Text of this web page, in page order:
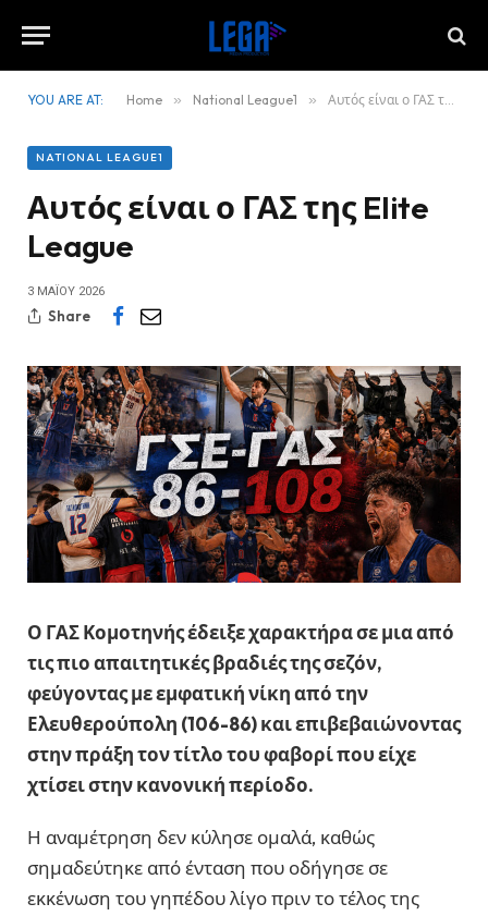
YOU ARE AT: Home » National League1 » Αυτός είναι ο ΓΑΣ της Elite League
NATIONAL LEAGUE1
Αυτός είναι ο ΓΑΣ της Elite
League
3 ΜΑΪ́ΟΥ 2026
Share
Ο ΓΑΣ Κομοτηνής έδειξε χαρακτήρα σε μια από
τις πιο απαιτητικές βραδιές της σεζόν,
φεύγοντας με εμφατική νίκη από την
Ελευθερούπολη (106-86) και επιβεβαιώνοντας
στην πράξη τον τίτλο του φαβορί που είχε
χτίσει στην κανονική περίοδο.
Η αναμέτρηση δεν κύλησε ομαλά, καθώς
σημαδεύτηκε από ένταση που οδήγησε σε
εκκένωση του γηπέδου λίγο πριν το τέλος της